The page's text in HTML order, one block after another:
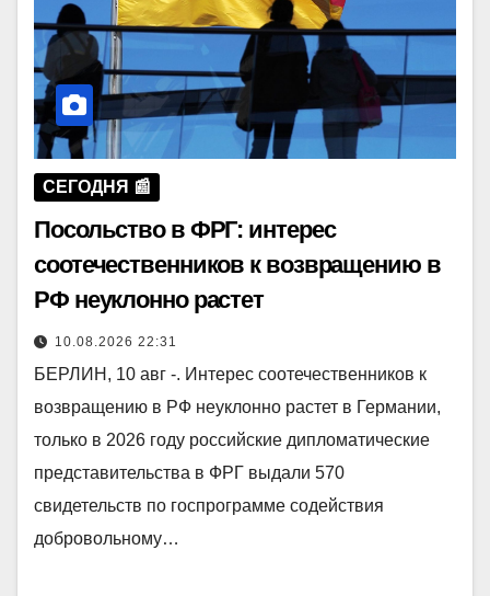
СЕГОДНЯ 📰
Посольство в ФРГ: интерес
соотечественников к возвращению в
РФ неуклонно растет
10.08.2026 22:31
БЕРЛИН, 10 авг -. Интерес соотечественников к
возвращению в РФ неуклонно растет в Германии,
только в 2026 году российские дипломатические
представительства в ФРГ выдали 570
свидетельств по госпрограмме содействия
добровольному…